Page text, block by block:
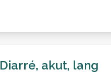
Diarré, akut, lang